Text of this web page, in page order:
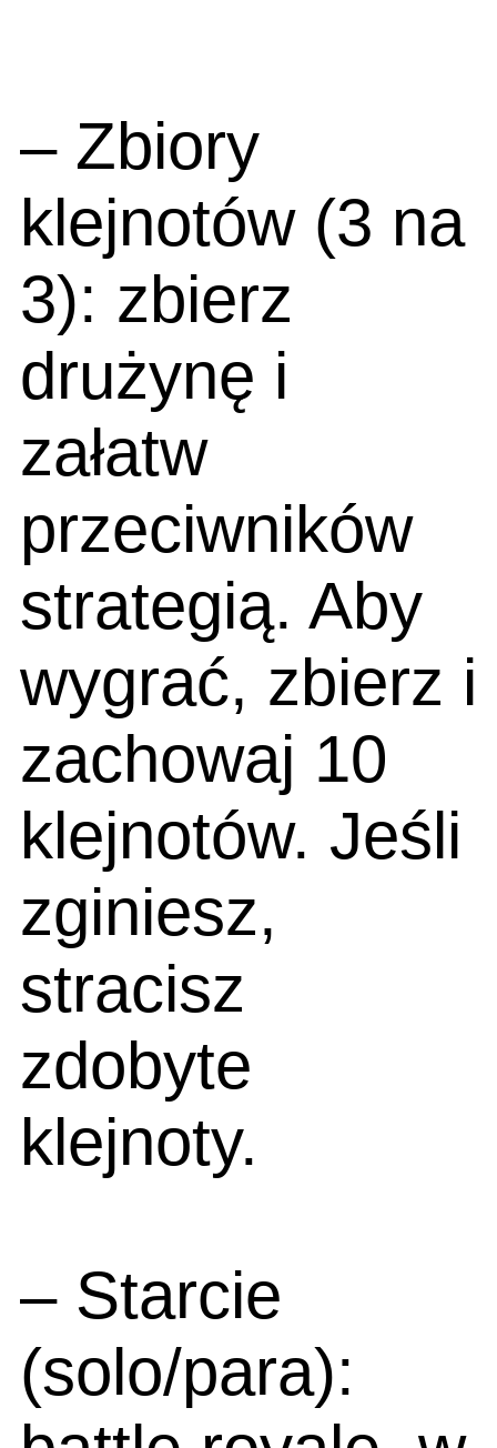
– Zbiory
klejnotów (3 na
3): zbierz
drużynę i
załatw
przeciwników
strategią. Aby
wygrać, zbierz i
zachowaj 10
klejnotów. Jeśli
zginiesz,
stracisz
zdobyte
klejnoty.
– Starcie
(solo/para):